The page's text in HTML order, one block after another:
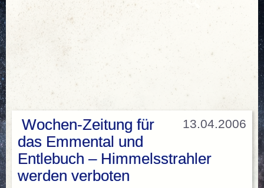
13.04.2006
Wochen-Zeitung für
das Emmental und
Entlebuch – Himmelsstrahler
werden verboten